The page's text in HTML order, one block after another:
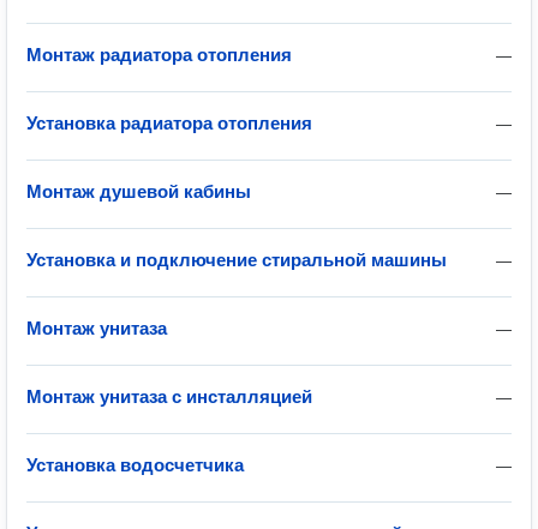
—
Монтаж радиатора отопления
—
Установка радиатора отопления
—
Монтаж душевой кабины
—
Установка и подключение стиральной машины
—
Монтаж унитаза
—
Монтаж унитаза с инсталляцией
—
Установка водосчетчика